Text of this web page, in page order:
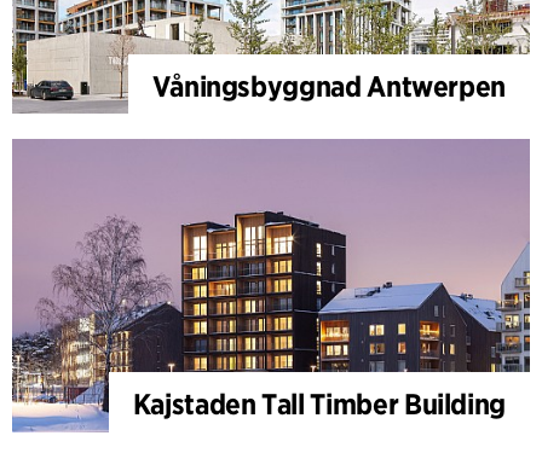
Våningsbyggnad Antwerpen
Kajstaden Tall Timber Building